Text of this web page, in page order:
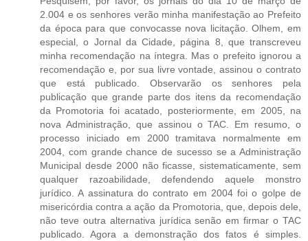
2.004 e os senhores verão minha manifestação ao Prefeito
da época para que convocasse nova licitação. Olhem, em
especial, o Jornal da Cidade, página 8, que transcreveu
minha recomendação na íntegra. Mas o prefeito ignorou a
recomendação e, por sua livre vontade, assinou o contrato
que está publicado. Observarão os senhores pela
publicação que grande parte dos itens da recomendação
da Promotoria foi acatado, posteriormente, em 2005, na
nova Administração, que assinou o TAC. Em resumo, o
processo iniciado em 2000 tramitava normalmente em
2004, com grande chance de sucesso se a Administração
Municipal desde 2000 não ficasse, sistematicamente, sem
qualquer razoabilidade, defendendo aquele monstro
jurídico. A assinatura do contrato em 2004 foi o golpe de
misericórdia contra a ação da Promotoria, que, depois dele,
não teve outra alternativa jurídica senão em firmar o TAC
publicado. Agora a demonstração dos fatos é simples.